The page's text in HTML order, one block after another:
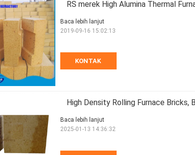
RS merek High Alumina Thermal
KONTAK
Baca lebih lanjut
2019-09-16 15:02:13
High Density Rolling Furnace Bricks,
Baca lebih lanjut
2025-01-13 14:36:32